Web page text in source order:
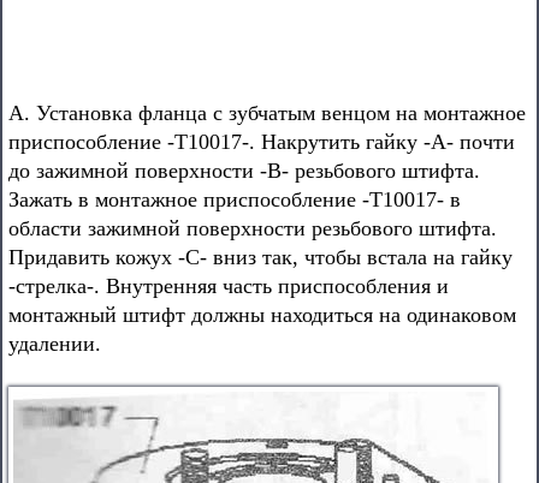
А. Установка фланца с зубчатым венцом на монтажное
приспособление -Т10017-. Накрутить гайку -А- почти
до зажимной поверхности -В- резьбового штифта.
Зажать в монтажное приспособление -Т10017- в
области зажимной поверхности резьбового штифта.
Придавить кожух -С- вниз так, чтобы встала на гайку
-стрелка-. Внутренняя часть приспособления и
монтажный штифт должны находиться на одинаковом
удалении.